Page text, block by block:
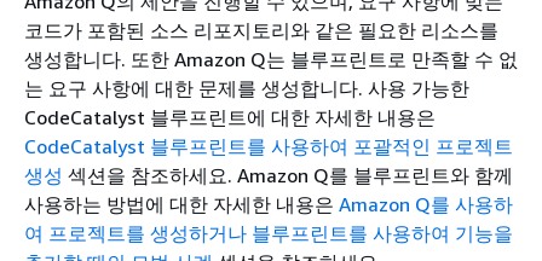
코드가 포함된 소스 리포지토리와 같은 필요한 리소스를
생성합니다. 또한 Amazon Q는 블루프린트로 만족할 수 없
는 요구 사항에 대한 문제를 생성합니다. 사용 가능한
CodeCatalyst 블루프린트에 대한 자세한 내용은
CodeCatalyst 블루프린트를 사용하여 포괄적인 프로젝트
생성 섹션을 참조하세요. Amazon Q를 블루프린트와 함께
사용하는 방법에 대한 자세한 내용은 Amazon Q를 사용하
여 프로젝트를 생성하거나 블루프린트를 사용하여 기능을